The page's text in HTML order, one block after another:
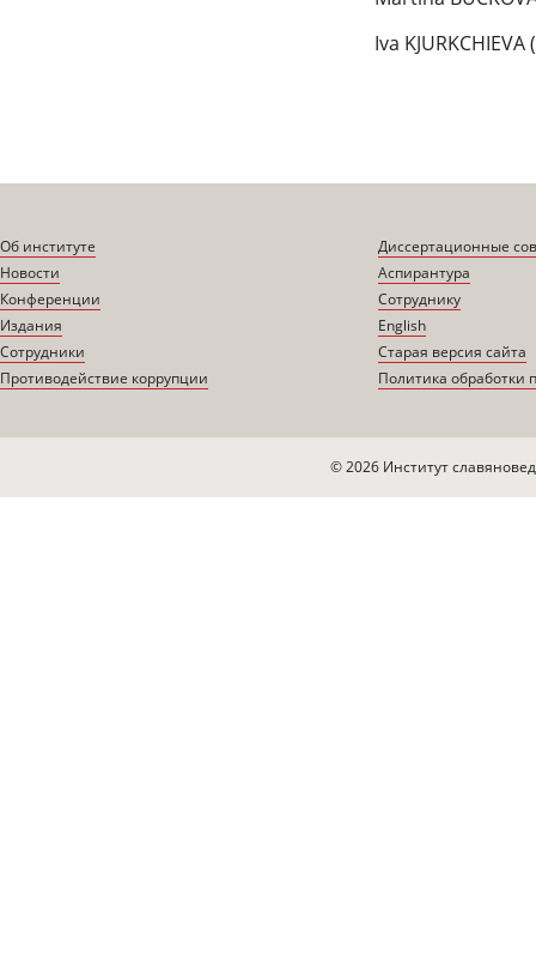
Iva
Об институте
Новости
Конференции
Издания
Сотрудники
Противодействие коррупции
Диссертационные
Аспирантура
Сотруднику
English
Старая версия сайта
Политика обработки
© 2026 Институт